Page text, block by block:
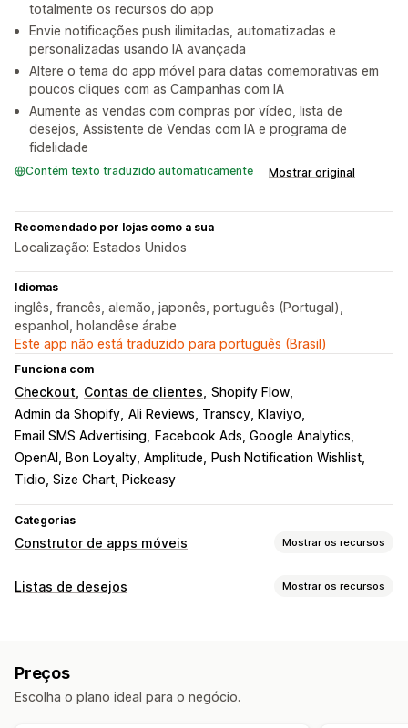
totalmente os recursos do app
Envie notificações push ilimitadas, automatizadas e
personalizadas usando IA avançada
Altere o tema do app móvel para datas comemorativas em
poucos cliques com as Campanhas com IA
Aumente as vendas com compras por vídeo, lista de
desejos, Assistente de Vendas com IA e programa de
fidelidade
Contém texto traduzido automaticamente Mostrar original
Recomendado por lojas como a sua
Localização: Estados Unidos
Idiomas
inglês, francês, alemão, japonês, português (Portugal),
espanhol, holandêse árabe
Este app não está traduzido para português (Brasil)
Funciona com
Checkout Contas de clientes Shopify Flow
Admin da Shopify Ali Reviews, Transcy, Klaviyo
Email SMS Advertising
Facebook Ads, Google Analytics
OpenAI, Bon Loyalty, Amplitude
Push Notification Wishlist
Tidio, Size Chart, Pickeasy
Categorias
Construtor de apps móveis Mostrar os recursos
Personalização
Em vários idiomas
Sincronização em tempo real
Listas de desejos Mostrar os recursos
Salvar para mais tarde
Preços
Escolha o plano ideal para o negócio.